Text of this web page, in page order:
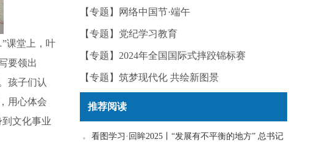
课堂上，叶
要领出
孩子们认
用心体会
文化事业
【专题】网络中国节·端午
【专题】党纪学习教育
【专题】2024年全国国际式摔跤锦标赛
【专题】筑梦现代化 共绘新图景
推荐阅读
看图学习·回眸2025丨“发展有不平衡的地方” 总书记